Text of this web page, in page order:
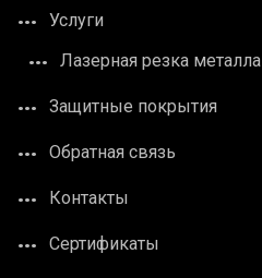
Услуги
Лазерная резка металла
Защитные покрытия
Обратная связь
Контакты
Сертификаты